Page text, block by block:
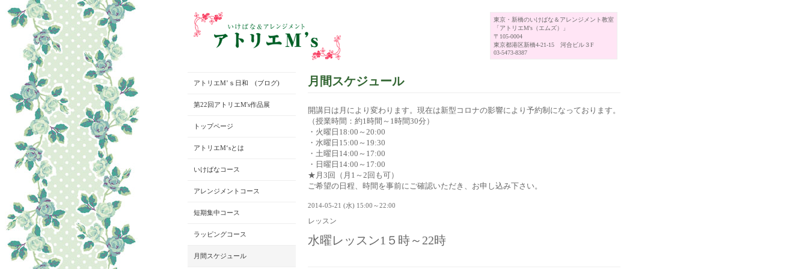
東京・新橋のいけばな＆アレンジメント教室
「アトリエM's（エムズ）」
〒105-0004
東京都港区新橋4-21-15 河合ビル３F
03-5473-8387
月間スケジュール
開講日は月により変わります。現在は新型コロナの影響により予約制になっております。
（授業時間：約1時間～1時間30分）
・火曜日18:00～20:00
・水曜日15:00～19:30
・土曜日14:00～17:00
・日曜日14:00～17:00
★月3回（月1～2回も可）
ご希望の日程、時間を事前にご確認いただき、お申し込み下さい。
2014-05-21 (水) 15:00～22:00
レッスン
水曜レッスン1５時～22時
アトリエM’ｓ日和 (ブログ)
第22回アトリエM's作品展
トップページ
アトリエM‘sとは
いけばなコース
アレンジメントコース
短期集中コース
ラッピングコース
月間スケジュール